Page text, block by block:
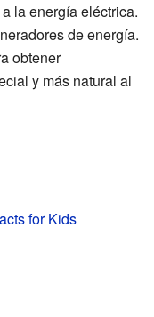
la energía eléctrica.
de energía.
obtener
y más natural al
for Kids